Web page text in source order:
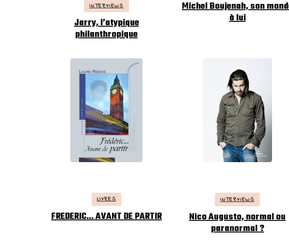
INTERVIEWS
Jarry, l’atypique
philanthropique
Michel Boujenah, son
à lui
LIVRES
FREDERIC… AVANT DE PARTIR
INTERVIEWS
Nico Augusto, normal ou
paranormal ?